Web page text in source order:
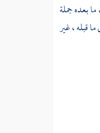
بعده جملة
ما قبله ، غير